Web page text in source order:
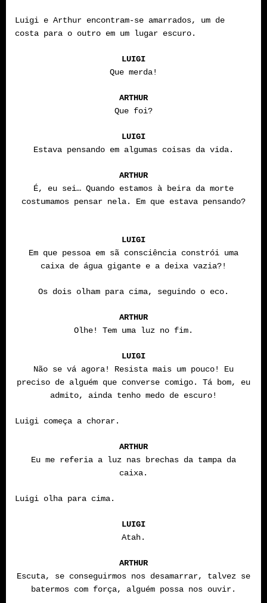
Luigi e Arthur encontram-se amarrados, um de
costa para o outro em um lugar escuro.
LUIGI
Que merda!
ARTHUR
Que foi?
LUIGI
Estava pensando em algumas coisas da vida.
ARTHUR
É, eu sei… Quando estamos à beira da morte
costumamos pensar nela. Em que estava pensando?
LUIGI
Em que pessoa em sã consciência constrói uma
caixa de água gigante e a deixa vazia?!
Os dois olham para cima, seguindo o eco.
ARTHUR
Olhe! Tem uma luz no fim.
LUIGI
Não se vá agora! Resista mais um pouco! Eu
preciso de alguém que converse comigo. Tá bom, eu
admito, ainda tenho medo de escuro!
Luigi começa a chorar.
ARTHUR
Eu me referia a luz nas brechas da tampa da
caixa.
Luigi olha para cima.
LUIGI
Atah.
ARTHUR
Escuta, se conseguirmos nos desamarrar, talvez se
batermos com força, alguém possa nos ouvir.